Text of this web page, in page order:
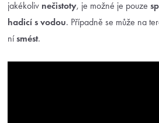
jakékoliv nečistoty, je možné je pouze
hadicí s vodou. Případně se může na
nísmést.